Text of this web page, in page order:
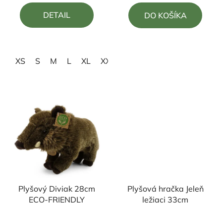
5,0
z
DETAIL
XS S M L XL XXL
5,0
z
DO KOŠÍKA
Plyšový Diviak 28cm
ECO-FRIENDLY
Plyšová hračka Jeleň
ležiaci 33cm